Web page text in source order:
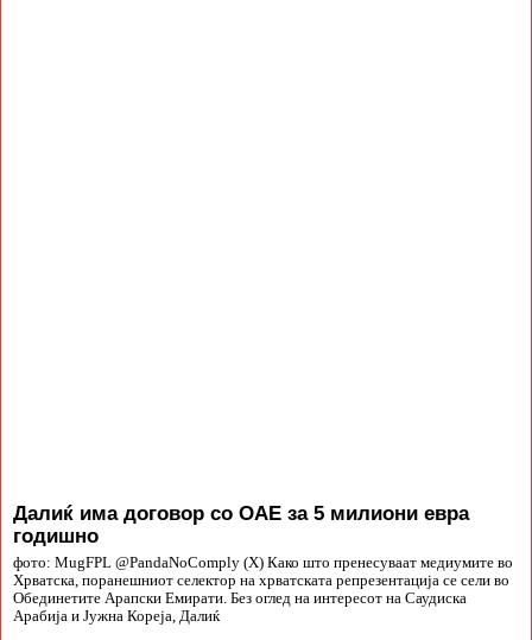
Далиќ има договор со ОАЕ за 5 милиони евра
годишно
фото: MugFPL @PandaNoComply (X) Како што пренесуваат медиумите во
Хрватска, поранешниот селектор на хрватската репрезентација се сели во
Обединетите Арапски Емирати. Без оглед на интересот на Саудиска
Арабија и Јужна Кореја, Далиќ